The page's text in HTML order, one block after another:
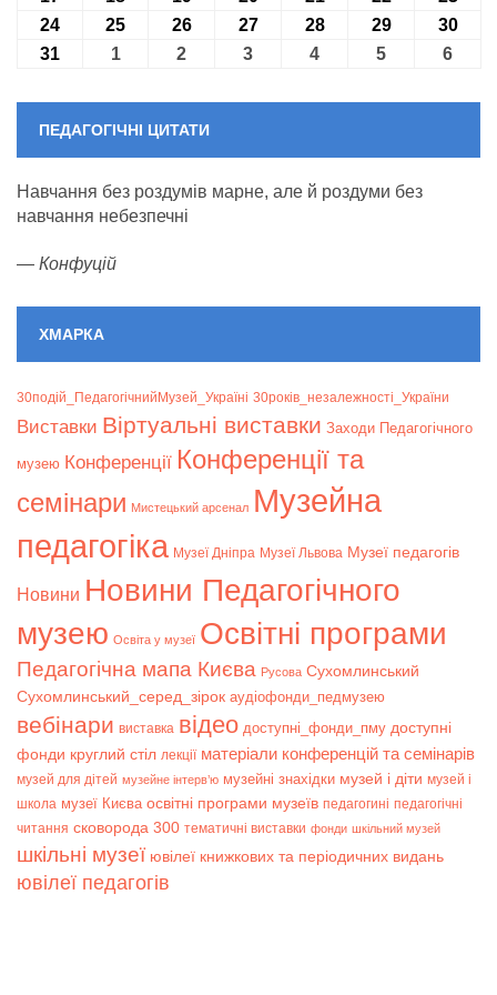
24 24.08.2026
25 25.08.2026
2626.08.2026
2727.08.2026
2828.08.2026
2929.08.2026
30
31 31.08.2026
101.09.2026
2 02.09.2026
3 03.09.2026
4 04.09.2026
5 05.09.2026
6
ПЕДАГОГІЧНІ ЦИТАТИ
Навчання без роздумів марне, але й роздуми без
навчання небезпечні
— Конфуцій
ХМАРКА
30подій_ПедагогічнийМузей_Україні 30років_незалежності_України
Bиставки Віртуальні виставки Заходи Педагогічного
музею Конференції Конференції та
семінари Мистецький арсенал Музейна
педагогіка Музеї Дніпра Музеї Львова Музеї педагогів
Новини Новини Педагогічного
музею Освіта у музеї Освітні програми
Педагогічна мапа Києва Русова Сухомлинський
Сухомлинський_серед_зірок аудіофонди_педмузею
вебінари виставка відео доступні_фонди_пму доступні
фонди круглий стіл лекції матеріали конференцій та семінарів
музей для дітей музейне інтерв’ю музейні знахідки музей і діти музей і
школа музеї Києва освітні програми музеїв педагогині педагогічні
читання сковорода 300 тематичні виставки фонди шкільний музей
шкільні музеї ювілеї книжкових та періодичних видань
ювілеї педагогів